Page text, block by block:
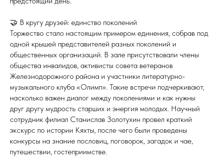
🤝 В кругу друзей: единство поколений
Торжество стало настоящим примером единения, собрав под
одной крышей представителей разных поколений и
общественных организаций. В зале присутствовали члены
общества инвалидов, активисты совета ветеранов
Железнодорожного района и участники литературно-
музыкального клуба «Олимп». Такие встречи подчеркивают,
насколько важен диалог между поколениями и как нужны
друг другу мудрость старших и энергия молодых. Научный
сотрудник филиал Станислав Золотухин провел краткий
экскурс по истории Кяхты, после чего были проведены
конкурсы на знание пословиц, поговорок, загадок и чае,
путешествии, гостеприимстве.